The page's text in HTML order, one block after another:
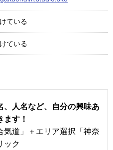
ている
ている
人名など、自分の興味あ
す！
道」＋エリア選択「神奈
ック